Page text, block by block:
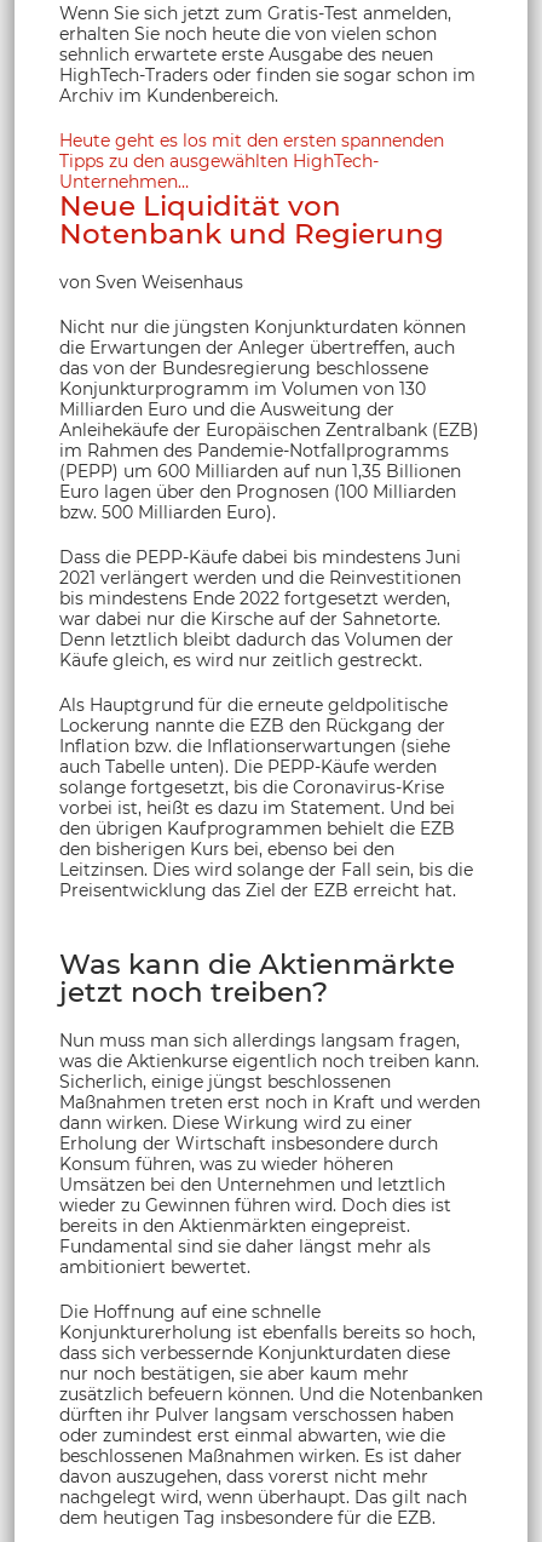
Wenn Sie sich jetzt zum Gratis-Test anmelden,
erhalten Sie noch heute die von vielen schon
sehnlich erwartete erste Ausgabe des neuen
HighTech-Traders oder finden sie sogar schon im
Archiv im Kundenbereich.
Heute geht es los mit den ersten spannenden
Tipps zu den ausgewählten HighTech-
Unternehmen…
Neue Liquidität von
Notenbank und Regierung
von Sven Weisenhaus
Nicht nur die jüngsten Konjunkturdaten können
die Erwartungen der Anleger übertreffen, auch
das von der Bundesregierung beschlossene
Konjunkturprogramm im Volumen von 130
Milliarden Euro und die Ausweitung der
Anleihekäufe der Europäischen Zentralbank (EZB)
im Rahmen des Pandemie-Notfallprogramms
(PEPP) um 600 Milliarden auf nun 1,35 Billionen
Euro lagen über den Prognosen (100 Milliarden
bzw. 500 Milliarden Euro).
Dass die PEPP-Käufe dabei bis mindestens Juni
2021 verlängert werden und die Reinvestitionen
bis mindestens Ende 2022 fortgesetzt werden,
war dabei nur die Kirsche auf der Sahnetorte.
Denn letztlich bleibt dadurch das Volumen der
Käufe gleich, es wird nur zeitlich gestreckt.
Als Hauptgrund für die erneute geldpolitische
Lockerung nannte die EZB den Rückgang der
Inflation bzw. die Inflationserwartungen (siehe
auch Tabelle unten). Die PEPP-Käufe werden
solange fortgesetzt, bis die Coronavirus-Krise
vorbei ist, heißt es dazu im Statement. Und bei
den übrigen Kaufprogrammen behielt die EZB
den bisherigen Kurs bei, ebenso bei den
Leitzinsen. Dies wird solange der Fall sein, bis die
Preisentwicklung das Ziel der EZB erreicht hat.
Was kann die Aktienmärkte
jetzt noch treiben?
Nun muss man sich allerdings langsam fragen,
was die Aktienkurse eigentlich noch treiben kann.
Sicherlich, einige jüngst beschlossenen
Maßnahmen treten erst noch in Kraft und werden
dann wirken. Diese Wirkung wird zu einer
Erholung der Wirtschaft insbesondere durch
Konsum führen, was zu wieder höheren
Umsätzen bei den Unternehmen und letztlich
wieder zu Gewinnen führen wird. Doch dies ist
bereits in den Aktienmärkten eingepreist.
Fundamental sind sie daher längst mehr als
ambitioniert bewertet.
Die Hoffnung auf eine schnelle
Konjunkturerholung ist ebenfalls bereits so hoch,
dass sich verbessernde Konjunkturdaten diese
nur noch bestätigen, sie aber kaum mehr
zusätzlich befeuern können. Und die Notenbanken
dürften ihr Pulver langsam verschossen haben
oder zumindest erst einmal abwarten, wie die
beschlossenen Maßnahmen wirken. Es ist daher
davon auszugehen, dass vorerst nicht mehr
nachgelegt wird, wenn überhaupt. Das gilt nach
dem heutigen Tag insbesondere für die EZB.